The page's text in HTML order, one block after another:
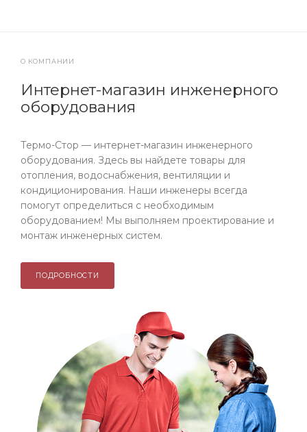
О КОМПАНИИ
Интернет-магазин инженерного
оборудования
Термо-Стор — интернет-магазин инженерного
оборудования. Здесь вы найдете товары для
отопления, водоснабжения, вентиляции и
кондиционирования. Наши инженеры всегда
помогут определиться с необходимым
оборудованием! Мы выполняем проектирование и
монтаж инженерных систем.
ПОДРОБНОСТИ